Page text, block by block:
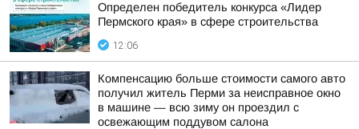
Определен победитель конкурса «Лидер
Пермского края» в сфере строительства
12:06
Компенсацию больше стоимости самого авто
получил житель Перми за неисправное окно
в машине — всю зиму он проездил с
освежающим поддувом салона